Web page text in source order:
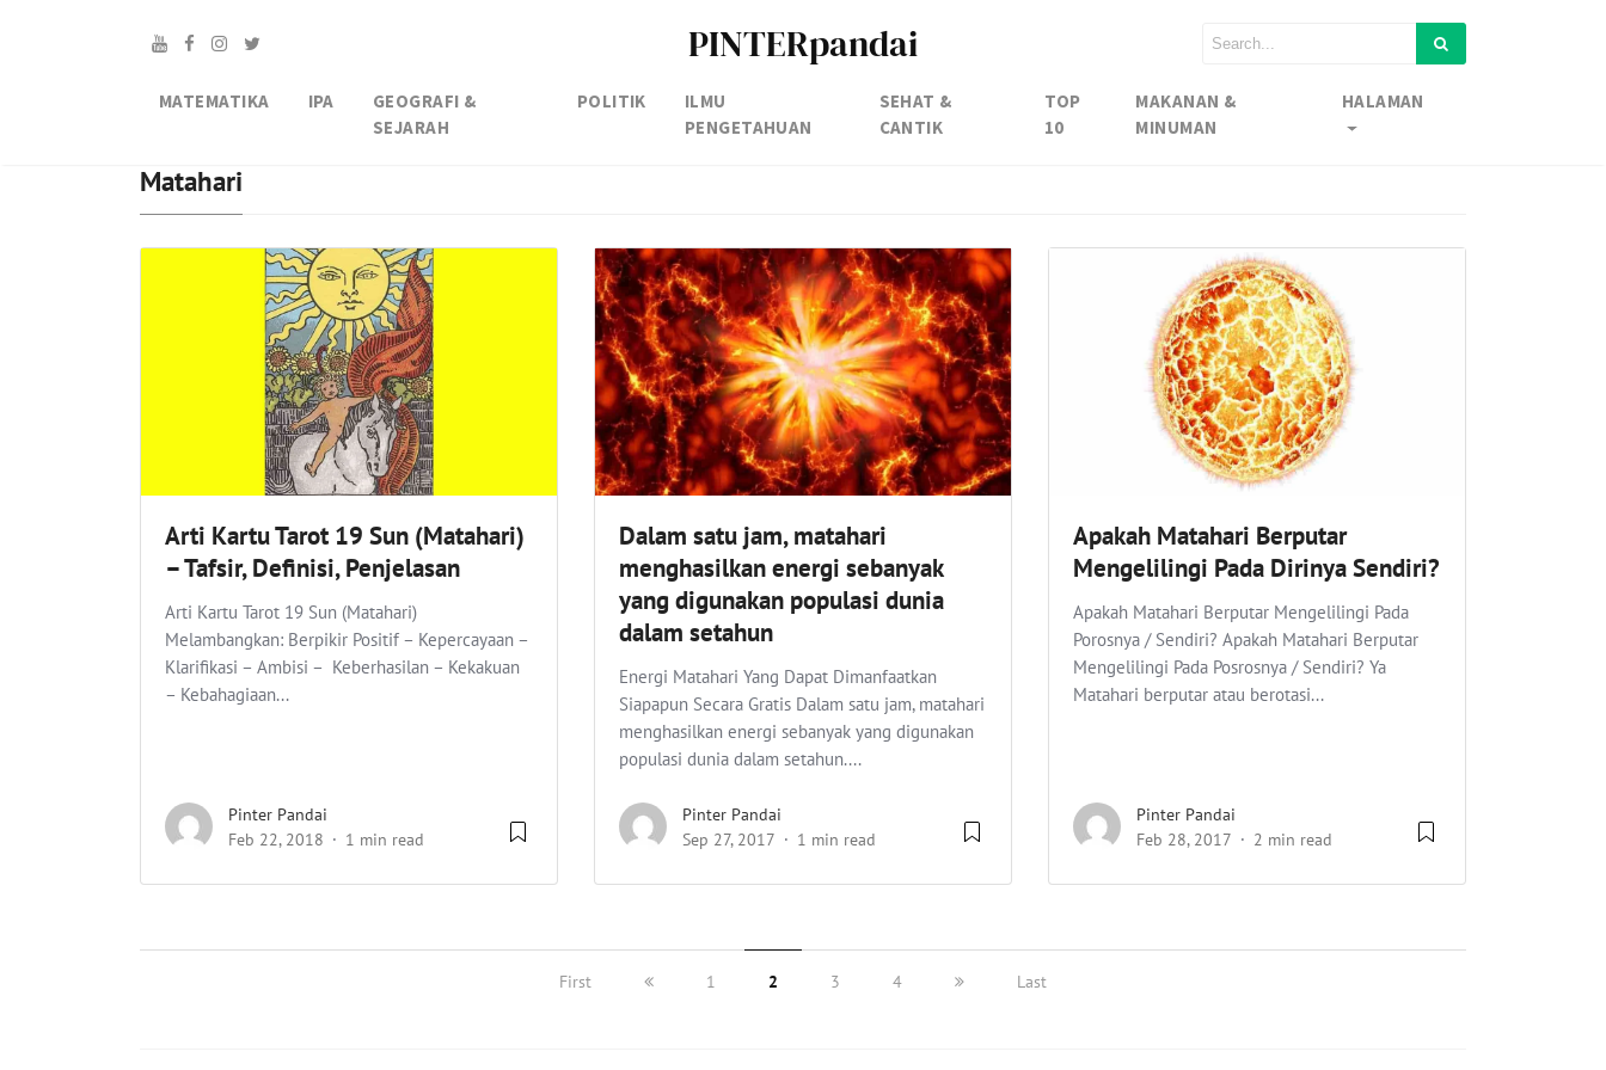
PINTERpandai
MATEMATIKA IPA
GEOGRAFI &
SEJARAH
POLITIK
ILMU
PENGETAHUAN
SEHAT &
CANTIK
TOP
10
MAKANAN &
MINUMAN
HALAMAN
Matahari
Arti Kartu Tarot 19 Sun (Matahari)
– Tafsir, Definisi, Penjelasan
Arti Kartu Tarot 19 Sun (Matahari)
Melambangkan: Berpikir Positif – Kepercayaan –
Klarifikasi – Ambisi – Keberhasilan – Kekakuan
– Kebahagiaan...
Pinter Pandai
Feb 22, 2018
1 min read
Dalam satu jam, matahari
menghasilkan energi sebanyak
yang digunakan populasi dunia
dalam setahun
Energi Matahari Yang Dapat Dimanfaatkan
Siapapun Secara Gratis Dalam satu jam, matahari
menghasilkan energi sebanyak yang digunakan
populasi dunia dalam setahun....
Pinter Pandai
Sep 27, 2017
1 min read
Apakah Matahari Berputar
Mengelilingi Pada Dirinya Sendiri?
Apakah Matahari Berputar Mengelilingi Pada
Porosnya / Sendiri? Apakah Matahari Berputar
Mengelilingi Pada Posrosnya / Sendiri? Ya
Matahari berputar atau berotasi...
Pinter Pandai
Feb 28, 2017
2 min read
First 1 2 3 4 Last